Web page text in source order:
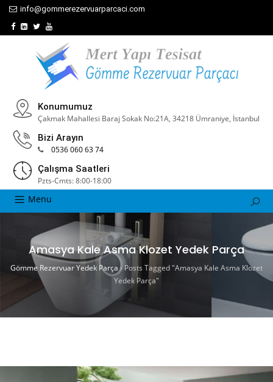
info@gommerezervuarparcaci.com
Konumumuz
Çakmak Mahallesi Baraj Sokak No:21A, 34218 Ümraniye, İstanbul
Bizi Arayın
0536 060 63 74
Çalışma Saatleri
Pzts-Cmts: 8:00-18:00
Menu
Amasya Kale Asma Klozet Yedek Parça
Gömme Rezervuar Yedek Parça›Posts Tagged "Amasya Kale Asma Klozet
Yedek Parça"